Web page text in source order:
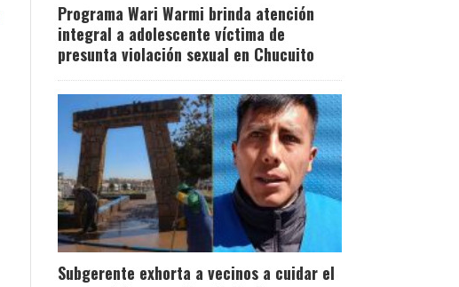
Programa Wari Warmi brinda atención
integral a adolescente víctima de
presunta violación sexual en Chucuito
Subgerente exhorta a vecinos a cuidar el